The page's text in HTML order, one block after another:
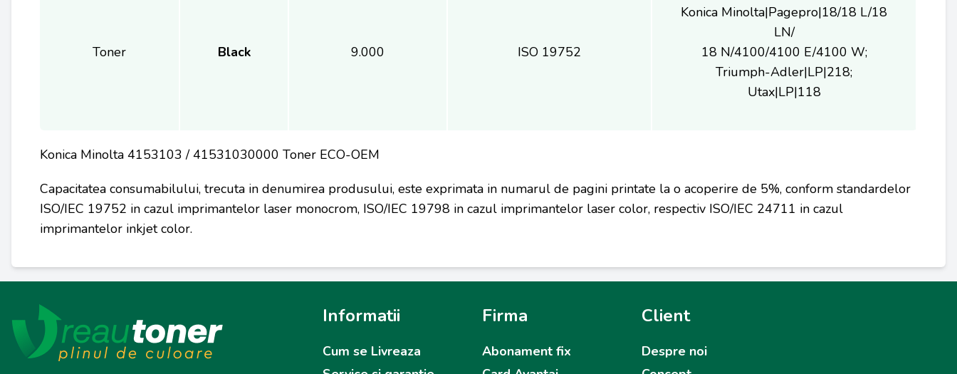
Toner Black 9.000 ISO 19752
Konica Minolta|Pagepro|18/18 L/18
LN/
18 N/4100/4100 E/4100 W;
Triumph-Adler|LP|218;
Utax|LP|118
Konica Minolta 4153103 / 41531030000 Toner ECO-OEM
Capacitatea consumabilului, trecuta in denumirea produsului, este exprimata in numarul de pagini printate la o acoperire de 5%, conform standardelor
ISO/IEC 19752 in cazul imprimantelor laser monocrom, ISO/IEC 19798 in cazul imprimantelor laser color, respectiv ISO/IEC 24711 in cazul
imprimantelor inkjet color.
Informatii
Cum se Livreaza
Firma
Abonament fix
Client
Despre noi